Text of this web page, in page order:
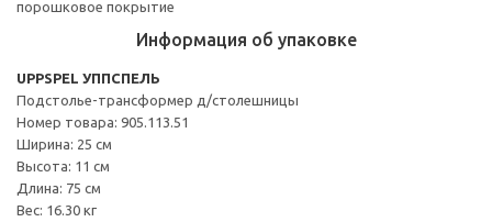
порошковое покрытие
Информация об упаковке
UPPSPEL УППСПЕЛЬ
Подстолье-трансформер д/столешницы
Номер товара: 905.113.51
Ширина: 25 см
Высота: 11 см
Длина: 75 см
Вес: 16.30 кг